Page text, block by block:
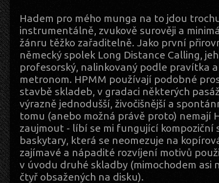
Hadem pro mého munga na to jdou
instrumentálně, zvukově surověji a
žánru těžko zařaditelně. Jako první
německý spolek Long Distance Calling,
profesorský, nalinkovaný podle pravítka
metronom. HPMM používají podobné
stavbě skladeb, v gradaci některých
výrazně jednodušší, živočišnější a
tomu (anebo možná právě proto) nemají
zaujmout - líbí se mi fungující kompoziční
baskytary, která se neomezuje na
zajímavé a nápadité rozvíjení motivů
v úvodu druhé skladby (mimochodem asi
čtyř obsažených na disku).